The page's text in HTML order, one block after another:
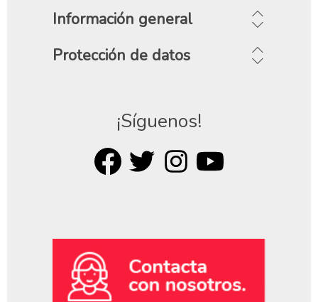
Información general
Protección de datos
¡Síguenos!